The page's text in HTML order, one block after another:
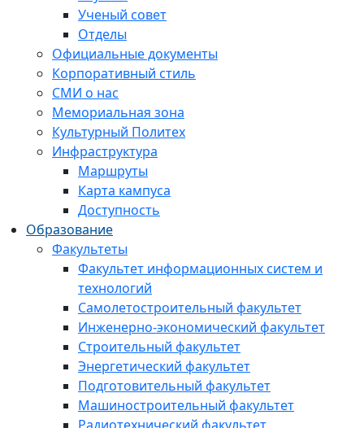
Ученый совет
Отделы
Официальные документы
Корпоративный стиль
СМИ о нас
Мемориальная зона
Культурный Политех
Инфраструктура
Маршруты
Карта кампуса
Доступность
Образование
Факультеты
Факультет информационных систем и
технологий
Самолетостроительный факультет
Инженерно-экономический факультет
Строительный факультет
Энергетический факультет
Подготовительный факультет
Машиностроительный факультет